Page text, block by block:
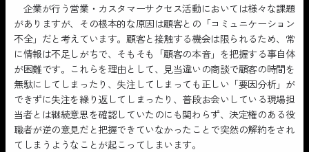
企業が行う営業・カスタマーサクセス活動においては様々な課題
がありますが、その根本的な原因は顧客との「コミュニケーション
不全」だと考えています。顧客と接触する機会は限られるため、常
に情報は不足しがちで、そもそも「顧客の本音」を把握する事自体
が困難です。これらを理由として、見当違いの商談で顧客の時間を
無駄にしてしまったり、失注してしまっても正しい「要因分析」が
できずに失注を繰り返してしまったり、普段お会いしている現場担
当者とは継続意思を確認していたのにも関わらず、決定権のある役
職者が逆の意見だと把握できていなかったことで突然の解約をされ
てしまうようなことが起こってしまいます。